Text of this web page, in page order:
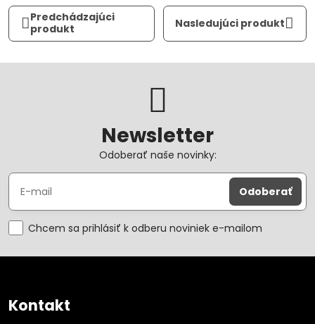
Predchádzajúci
produkt
Nasledujúci produkt
Newsletter
Odoberať naše novinky:
Odoberať
Chcem sa prihlásiť k odberu noviniek e-mailom
Kontakt